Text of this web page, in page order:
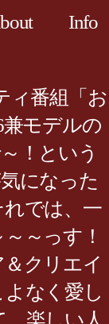
Info
ィ番組「お
兼モデルの
！という
になった
では、一
～っす！
クリエイ
なく愛し
楽しい人